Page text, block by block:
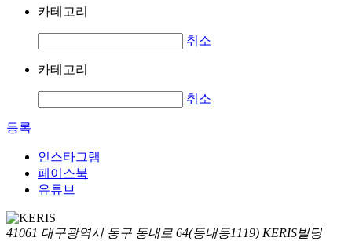
카테고리
취소
카테고리
취소
등록
인스타그램
페이스북
유튜브
41061 대구광역시 동구 동내로 64(동내동1119) KERIS빌딩